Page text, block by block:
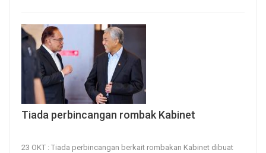
Tiada perbincangan rombak Kabinet
23 OKT : Tiada perbincangan berkait rombakan Kabinet dibuat